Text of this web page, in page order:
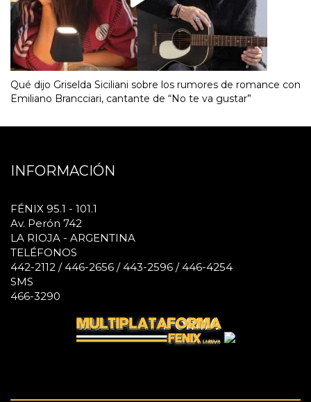
Qué dijo Griselda Siciliani sobre los rumores de romance con
Emiliano Brancciari, cantante de “No te va gustar”
INFORMACIÓN
FÉNIX 95.1 - 101.1
Av. Perón 742
LA RIOJA - ARGENTINA
TELÉFONOS
442-2112 / 446-2656 / 443-2596 / 446-4254
SMS
466-3290